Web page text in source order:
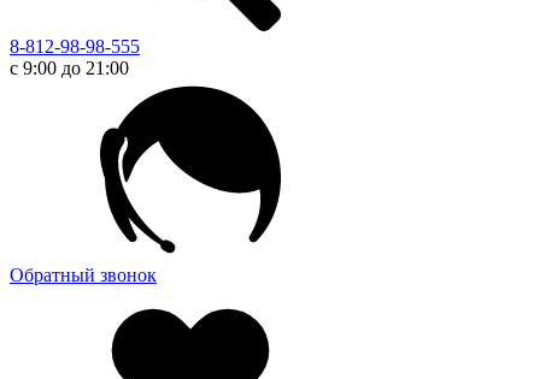
8-812-98-98-555
с 9:00 до 21:00
Обратный звонок